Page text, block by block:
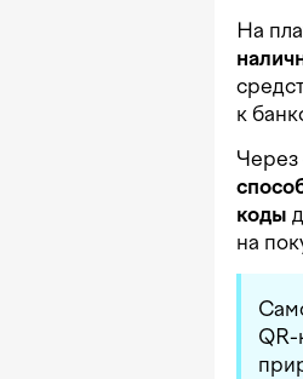
На
к
Через
коды
на
QR-